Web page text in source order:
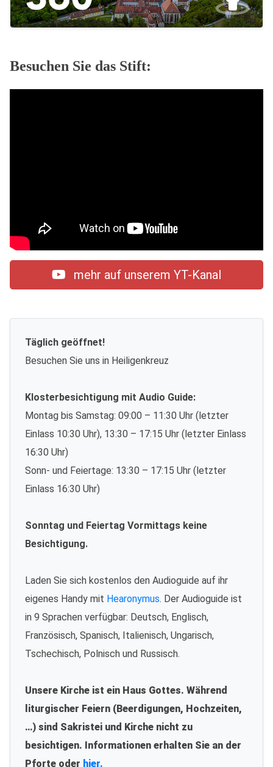
Besuchen Sie das Stift:
mehr auf unserem YT-Kanal
Täglich geöffnet!
Besuchen Sie uns in Heiligenkreuz
Klosterbesichtigung mit Audio Guide:
Montag bis Samstag: 09:00 – 11:30 Uhr (letzter
Einlass 10:30 Uhr), 13:30 – 17:15 Uhr (letzter Einlass
16:30 Uhr)
Sonn- und Feiertage: 13:30 – 17:15 Uhr (letzter
Einlass 16:30 Uhr)
Sonntag und Feiertag Vormittags keine
Besichtigung.
Laden Sie sich kostenlos den Audioguide auf ihr
eigenes Handy mit Hearonymus. Der Audioguide ist
in 9 Sprachen verfügbar: Deutsch, Englisch,
Französisch, Spanisch, Italienisch, Ungarisch,
Tschechisch, Polnisch und Russisch.
Unsere Kirche ist ein Haus Gottes. Während
liturgischer Feiern (Beerdigungen, Hochzeiten,
…) sind Sakristei und Kirche nicht zu
besichtigen. Informationen erhalten Sie an der
Pforte oder hier.